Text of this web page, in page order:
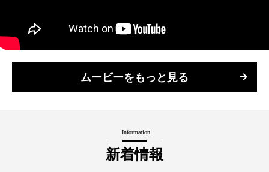
ムービーをもっと見る
Information
新着情報